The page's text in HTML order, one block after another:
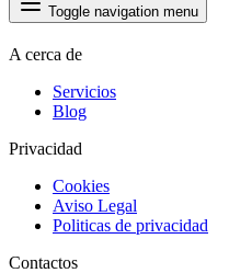
Toggle navigation menu
A cerca de
Servicios
Blog
Privacidad
Cookies
Aviso Legal
Politicas de privacidad
Contactos